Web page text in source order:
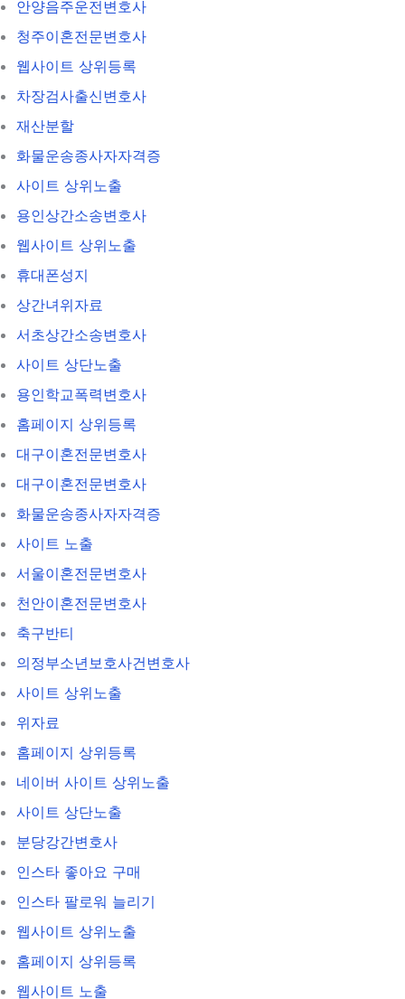
안양음주운전변호사
청주이혼전문변호사
웹사이트 상위등록
차장검사출신변호사
재산분할
화물운송종사자자격증
사이트 상위노출
용인상간소송변호사
웹사이트 상위노출
휴대폰성지
상간녀위자료
서초상간소송변호사
사이트 상단노출
용인학교폭력변호사
홈페이지 상위등록
대구이혼전문변호사
대구이혼전문변호사
화물운송종사자자격증
사이트 노출
서울이혼전문변호사
천안이혼전문변호사
축구반티
의정부소년보호사건변호사
사이트 상위노출
위자료
홈페이지 상위등록
네이버 사이트 상위노출
사이트 상단노출
분당강간변호사
인스타 좋아요 구매
인스타 팔로워 늘리기
웹사이트 상위노출
홈페이지 상위등록
웹사이트 노출